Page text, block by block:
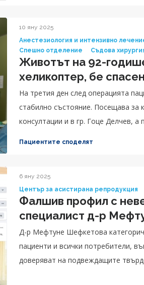
10 яну 2025
Анестезиология и интензивно
Спешно отделение
Съдова
Животът на 92-
хеликоптер, бе
На третия ден след операцията
стабилно състояние. Посещава за
консултации и в гр. Гоце Делчев,
Пациентите споделят
6 яну 2025
Център за асистирана репродукция
Фалшив профил с
специалист д-р
Д-р Мефтуне Шефкетова
пациенти и всички потребители,
доверяват на подвеждащите